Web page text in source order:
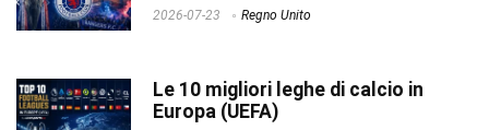
2026-07-23 Regno Unito
Le 10 migliori leghe di calcio in
Europa (UEFA)